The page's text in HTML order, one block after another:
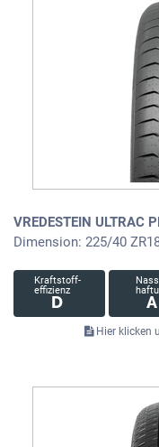
VREDESTEIN ULTRAC
Dimension: 225/40
Kraftstoff-
effizienz
D A
Hier klicken